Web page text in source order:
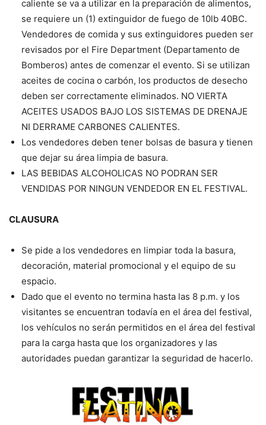
caliente se va a utilizar en la preparación de alimentos,
se requiere un (1) extinguidor de fuego de 10lb 40BC.
Vendedores de comida y sus extinguidores pueden ser
revisados por el Fire Department (Departamento de
Bomberos) antes de comenzar el evento. Si se utilizan
aceites de cocina o carbón, los productos de desecho
deben ser correctamente eliminados. NO VIERTA
ACEITES USADOS BAJO LOS SISTEMAS DE DRENAJE
NI DERRAME CARBONES CALIENTES.
Los vendedores deben tener bolsas de basura y tienen
que dejar su área limpia de basura.
LAS BEBIDAS ALCOHOLICAS NO PODRAN SER
VENDIDAS POR NINGUN VENDEDOR EN EL FESTIVAL.
CLAUSURA
Se pide a los vendedores en limpiar toda la basura,
decoración, material promocional y el equipo de su
espacio.
Dado que el evento no termina hasta las 8 p.m. y los
visitantes se encuentran todavía en el área del festival,
los vehículos no serán permitidos en el área del festival
para la carga hasta que los organizadores y las
autoridades puedan garantizar la seguridad de hacerlo.